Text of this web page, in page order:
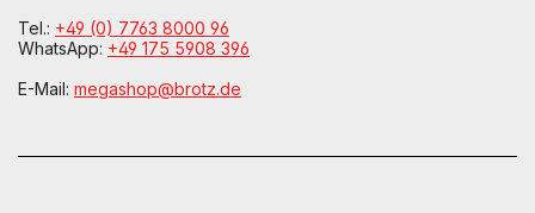
Tel.: +49 (0) 7763 8000 96
WhatsApp: +49 175 5908 396
E-Mail: megashop@brotz.de